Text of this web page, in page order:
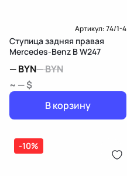
Артикул:74/1-4
Ступица задняя правая
Mercedes-Benz B W247
—BYN—BYN
~ — $
В корзину
-10%